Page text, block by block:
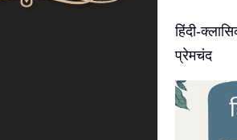
हिंदी-
प्रेमचंद